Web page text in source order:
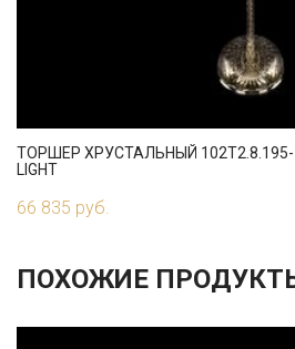
ТОРШЕР ХРУСТАЛЬНЫЙ 102T2.8.195-
LIGHT
66 835 руб.
ПОХОЖИЕ